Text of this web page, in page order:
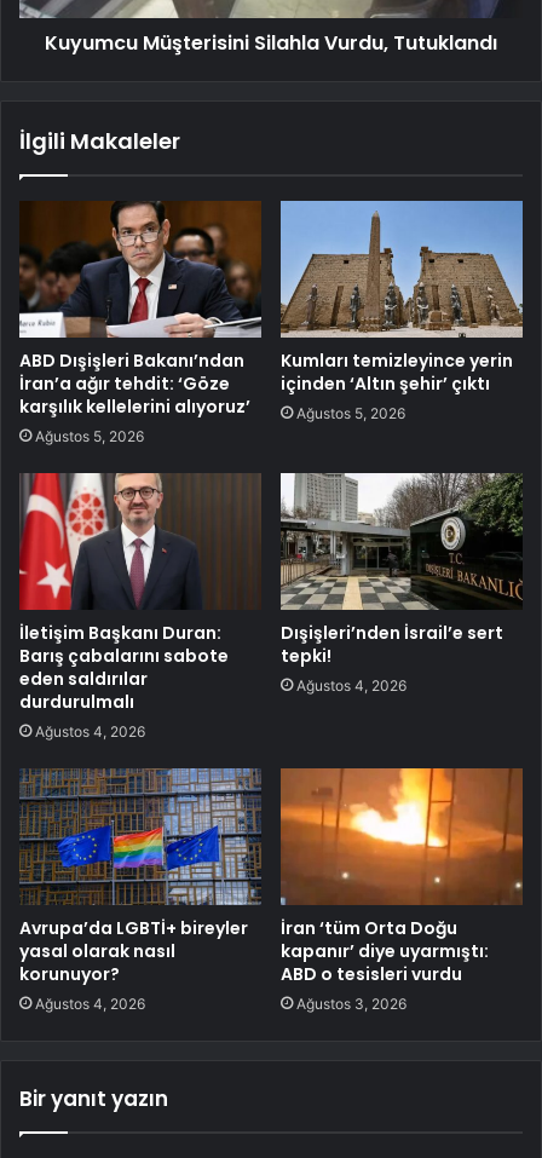
Kuyumcu Müşterisini Silahla Vurdu, Tutuklandı
İlgili Makaleler
ABD Dışişleri Bakanı’ndan
İran’a ağır tehdit: ‘Göze
karşılık kellelerini alıyoruz’
Ağustos 5, 2026
Kumları temizleyince yerin
içinden ‘Altın şehir’ çıktı
Ağustos 5, 2026
İletişim Başkanı Duran:
Barış çabalarını sabote
eden saldırılar
durdurulmalı
Ağustos 4, 2026
Dışişleri’nden İsrail’e sert
tepki!
Ağustos 4, 2026
Avrupa’da LGBTİ+ bireyler
yasal olarak nasıl
korunuyor?
Ağustos 4, 2026
İran ‘tüm Orta Doğu
kapanır’ diye uyarmıştı:
ABD o tesisleri vurdu
Ağustos 3, 2026
Bir yanıt yazın